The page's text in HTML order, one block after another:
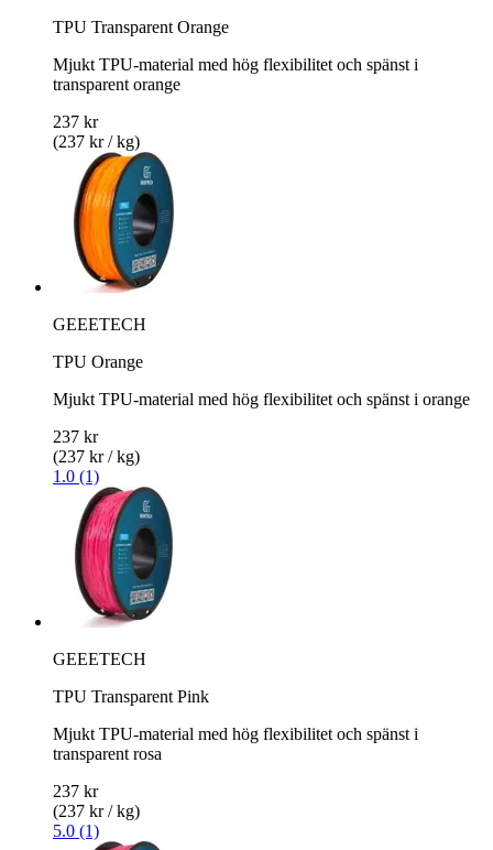
TPU Transparent Orange
Mjukt TPU-material med hög flexibilitet och spänst i
transparent orange
237 kr
(237 kr / kg)
GEEETECH
TPU Orange
Mjukt TPU-material med hög flexibilitet och spänst i orange
237 kr
(237 kr / kg)
1.0 (1)
GEEETECH
TPU Transparent Pink
Mjukt TPU-material med hög flexibilitet och spänst i
transparent rosa
237 kr
(237 kr / kg)
5.0 (1)